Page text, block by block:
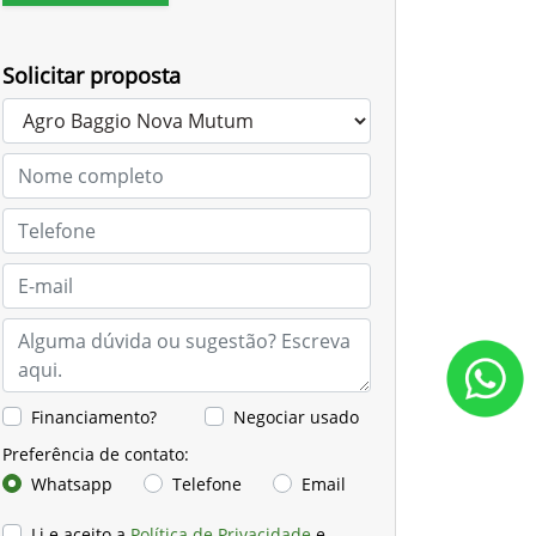
Solicitar proposta
Financiamento?
Negociar usado
Preferência de contato:
Whatsapp
Telefone Email